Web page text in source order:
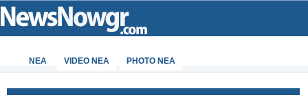
ΝΕΑ VIDEO NEA PHOTO NEA